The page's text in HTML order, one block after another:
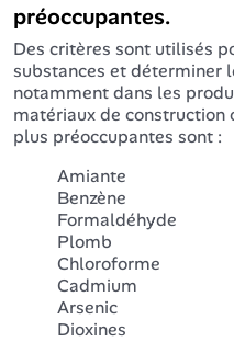
préoccupantes.
Des critères sont utilisés
substances et déterminer
notamment dans les
matériaux de construction
plus préoccupantes sont :
Amiante
Benzène
Formaldéhyde
Plomb
Chloroforme
Cadmium
Arsenic
Dioxines